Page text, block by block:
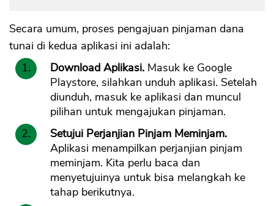
Secara umum, proses pengajuan pinjaman dana
tunai di kedua aplikasi ini adalah:
Download Aplikasi. Masuk ke Google
Playstore, silahkan unduh aplikasi. Setelah
diunduh, masuk ke aplikasi dan muncul
pilihan untuk mengajukan pinjaman.
Setujui Perjanjian Pinjam Meminjam.
Aplikasi menampilkan perjanjian pinjam
meminjam. Kita perlu baca dan
menyetujuinya untuk bisa melangkah ke
tahap berikutnya.